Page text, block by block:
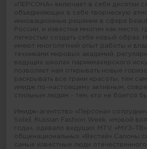
«ПЕРСОНА» включает в себя десятки
объединяющих в себе творческую
инновационные решения в сфере
России, и известна многим как место,
легкостью создать себе новый образ.
имеют многолетний опыт работы и
техниками мировых академий,
ведущих школах парикмахерского
позволяет нам открывать новые
раскрывать все грани красоты, тем
имидж по-настоящему активным,
стильным людям - тем, кто не боится
Имидж-агентство «Персона»
Soleil, Russian Fashion Week, «Новой
года», одевало ведущих MTV, «МУЗ-
общенациональных «Вестей» Салоны
самые известные люди